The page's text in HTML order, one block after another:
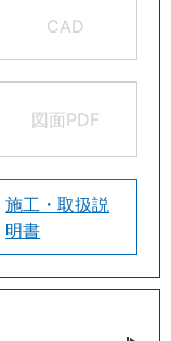
CAD
図面PDF
施工・取扱説
明書